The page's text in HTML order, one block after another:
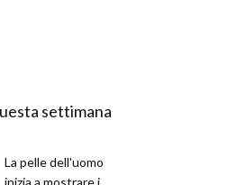
settimana
La pelle dell'uomo